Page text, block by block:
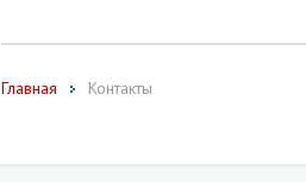
Главная Контакты